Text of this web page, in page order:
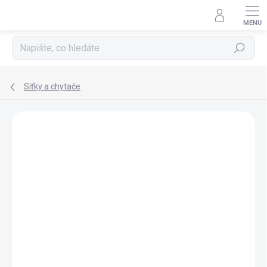
Hledat
Síťky a chytače